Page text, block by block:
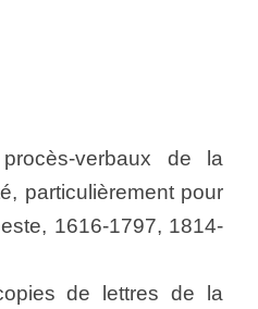
verbaux de la
particulièrement pour
1616-1797, 1814-
de lettres de la